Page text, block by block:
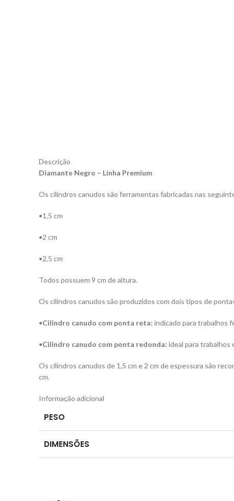
Descrição
Diamante Negro – Linha Premium
Os cilindros canudos são ferramentas fabricadas nas
•1,5 cm
•2 cm
•2,5 cm
Todos possuem 9 cm de altura.
Os cilindros canudos são produzidos com dois tipos de
•Cilindro canudo com ponta reta: indicado para trabalhos
•Cilindro canudo com ponta redonda: ideal para trabalhos
Os cilindros canudos de 1,5 cm e 2 cm de espessura são
cm.
Informação adicional
PESO
DIMENSÕES